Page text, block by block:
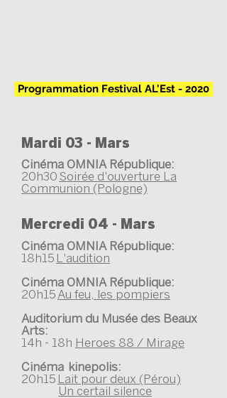
Programmation Festival AL'Est - 2020
Mardi 03 - Mars
Cinéma OMNIA République:
20h30 Soirée d'ouverture La
Communion (Pologne)
Mercredi 04 - Mars
Cinéma OMNIA République:
18h15
L'audition
Cinéma OMNIA République:
20h15 Au feu, les pompiers
Auditorium du Musée des Beaux
Arts:
14h - 18h Heroes 88 / Mirage
Cinéma kinepolis:
20h15
Lait pour deux (Pérou)
Un certail silence